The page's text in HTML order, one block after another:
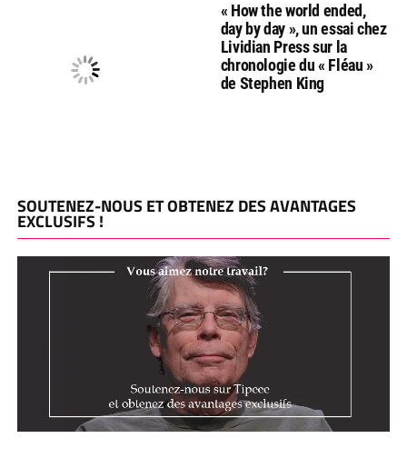
« How the world ended,
day by day », un essai chez
Lividian Press sur la
chronologie du « Fléau »
de Stephen King
SOUTENEZ-NOUS ET OBTENEZ DES AVANTAGES
EXCLUSIFS !